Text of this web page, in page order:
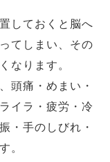
しておくと脳へ
てしまい、その
なります。
頭痛・めまい・
イラ・疲労・冷
・手のしびれ・
。